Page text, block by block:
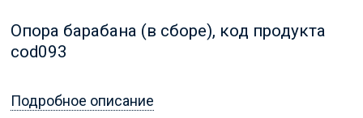
Опора барабана (в сборе), код продукта
cod093
Подробное описание